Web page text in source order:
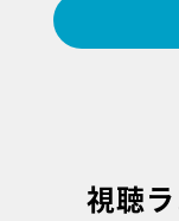
視聴